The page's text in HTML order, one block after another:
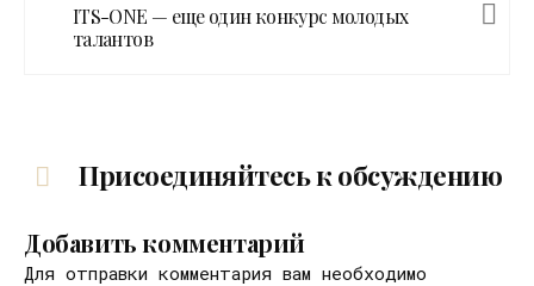
ITS-ONE — еще один конкурс молодых
талантов
Присоединяйтесь к обсуждению
Добавить комментарий
Для отправки комментария вам необходимо